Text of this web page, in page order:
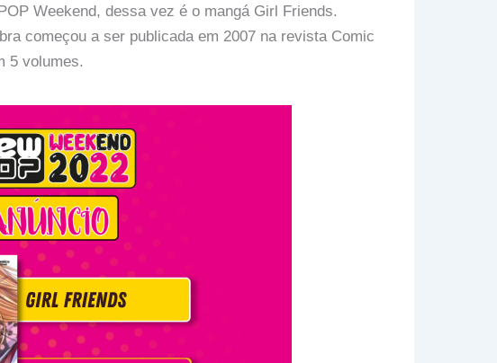
Weekend, dessa vez é o mangá Girl Friends.
começou a ser publicada em 2007 na revista Comic
5 volumes.